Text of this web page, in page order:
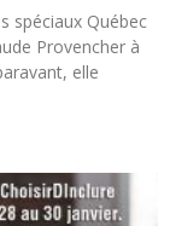
spéciaux Québec
Provencher à
elle